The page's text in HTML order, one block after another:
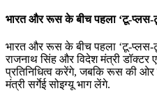
भारत और रूस के बीच पहला ‘टू-प्‍लस-
भारत और रूस के बीच पहला ‘टू-प्‍लस-टू’
राजनाथ सिंह और विदेश मंत्री
प्रतिनिधित्‍व करेंगे, जबकि रूस की ओर
मंत्री सर्गेई सोइग्‍यू भाग लेंगे.